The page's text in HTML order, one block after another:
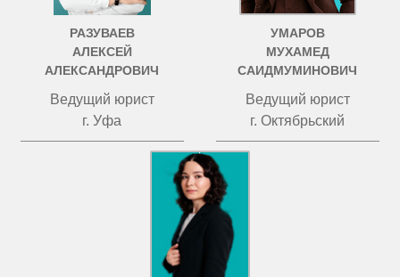
РАЗУВАЕВ
АЛЕКСЕЙ
АЛЕКСАНДРОВИЧ
Ведущий юрист
г. Уфа
УМАРОВ
МУХАМЕД
САИДМУМИНОВИЧ
Ведущий юрист
г. Октябрьский